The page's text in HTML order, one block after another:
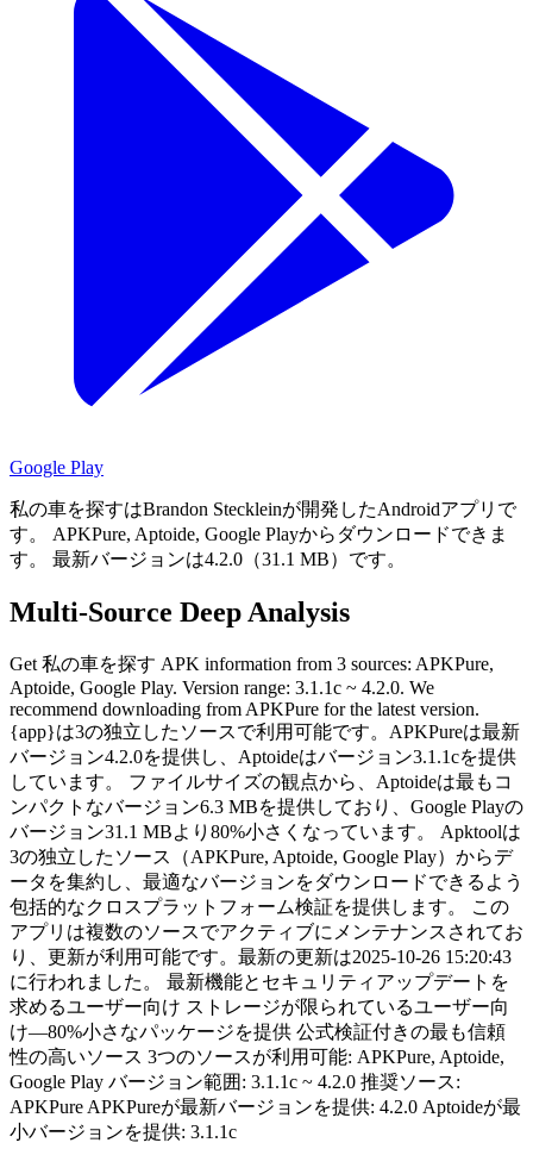
Google Play
私の車を探すはBrandon Steckleinが開発したAndroidアプリで
す。
APKPure, Aptoide, Google Playからダウンロードできま
す。
最新バージョンは4.2.0（31.1 MB）です。
Multi-Source Deep Analysis
Get 私の車を探す APK information from 3 sources: APKPure,
Aptoide, Google Play. Version range: 3.1.1c ~ 4.2.0. We
recommend downloading from APKPure for the latest version.
{app}は3の独立したソースで利用可能です。APKPureは最新
バージョン4.2.0を提供し、Aptoideはバージョン3.1.1cを提供
しています。 ファイルサイズの観点から、Aptoideは最もコ
ンパクトなバージョン6.3 MBを提供しており、Google Playの
バージョン31.1 MBより80%小さくなっています。 Apktoolは
3の独立したソース（APKPure, Aptoide, Google Play）からデ
ータを集約し、最適なバージョンをダウンロードできるよう
包括的なクロスプラットフォーム検証を提供します。 この
アプリは複数のソースでアクティブにメンテナンスされてお
り、更新が利用可能です。最新の更新は2025-10-26 15:20:43
に行われました。 最新機能とセキュリティアップデートを
求めるユーザー向け ストレージが限られているユーザー向
け—80%小さなパッケージを提供 公式検証付きの最も信頼
性の高いソース 3つのソースが利用可能: APKPure, Aptoide,
Google Play バージョン範囲: 3.1.1c ~ 4.2.0 推奨ソース:
APKPure APKPureが最新バージョンを提供: 4.2.0 Aptoideが最
小バージョンを提供: 3.1.1c